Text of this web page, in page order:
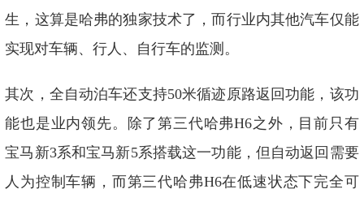
生，这算是哈弗的独家技术了，而行业内其他汽车仅能
实现对车辆、行人、自行车的监测。
其次，全自动泊车还支持50米循迹原路返回功能，该功
能也是业内领先。除了第三代哈弗H6之外，目前只有
宝马新3系和宝马新5系搭载这一功能，但自动返回需要
人为控制车辆，而第三代哈弗H6在低速状态下完全可